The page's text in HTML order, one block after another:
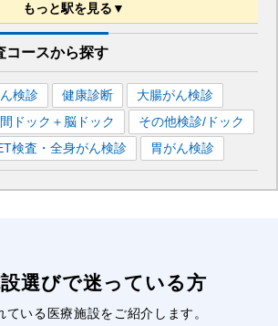
もっと駅を見る▼
町駅 飯田橋駅 練馬駅 中井駅
六本木 月島駅 清澄白河駅
宿 駅 都庁前 駅 新宿西口駅
駅 新御徒町駅 汐留駅 大門
コースから探す
検診 健康診断
大腸がん検診
ドック＋脳ドック
その他検診/ドック
検査・全身がん検診 胃がん検診
選びで迷っている方
ている医療施設をご紹介します。